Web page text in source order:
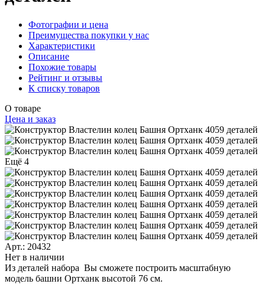
Фотографии и цена
Преимущества покупки у нас
Характеристики
Описание
Похожие товары
Рейтинг и отзывы
К списку товаров
О товаре
Цена и заказ
Ещё 4
Арт.: 20432
Нет в наличии
Из деталей набора Вы сможете построить масштабную
модель башни Ортханк высотой 76 см.